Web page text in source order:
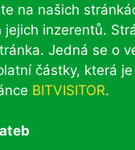
na našich
inzerentů.
Jedná se o
částky, která
BITVISITOR.